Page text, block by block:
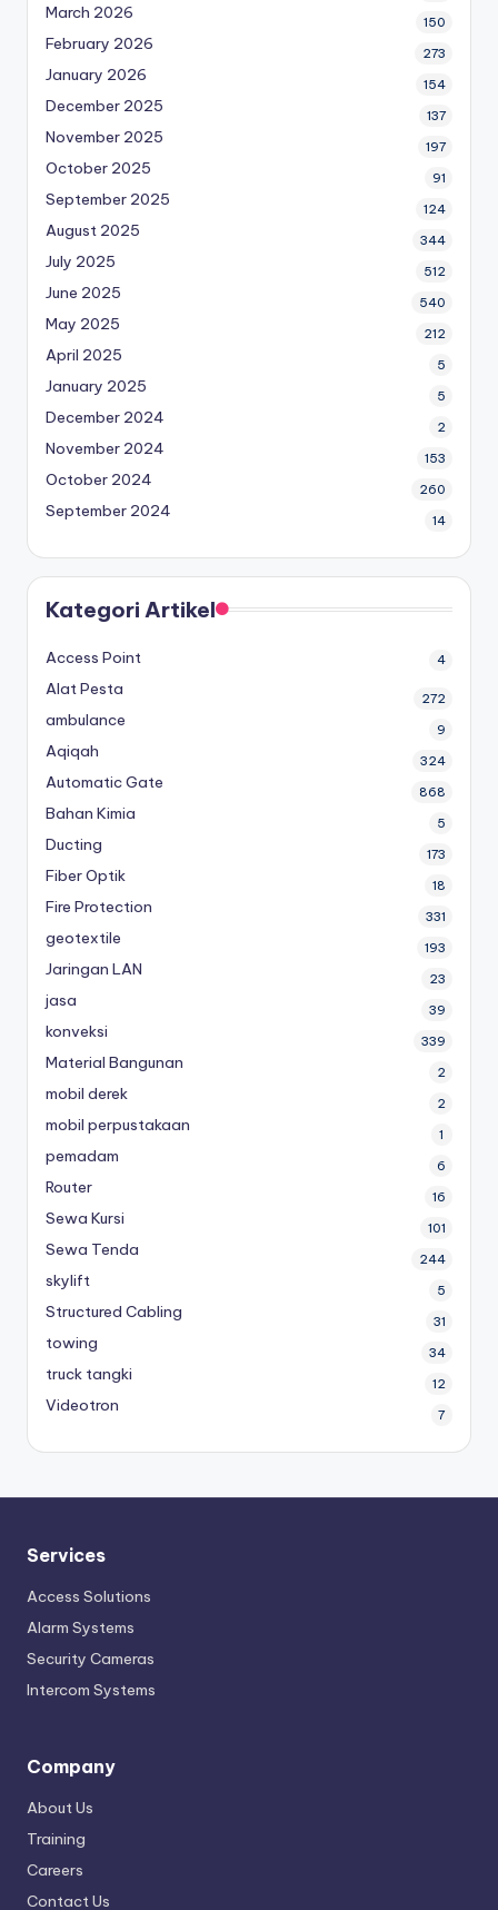
March 2026 150
February 2026 273
January 2026 154
December 2025 137
November 2025 197
October 2025 91
September 2025 124
August 2025 344
July 2025 512
June 2025 540
May 2025 212
April 2025 5
January 2025 5
December 2024 2
November 2024 153
October 2024 260
September 2024 14
Kategori Artikel
Access Point 4
Alat Pesta 272
ambulance 9
Aqiqah 324
Automatic Gate 868
Bahan Kimia 5
Ducting 173
Fiber Optik 18
Fire Protection 331
geotextile 193
Jaringan LAN 23
jasa 39
konveksi 339
Material Bangunan 2
mobil derek 2
mobil perpustakaan 1
pemadam 6
Router 16
Sewa Kursi 101
Sewa Tenda 244
skylift 5
Structured Cabling 31
towing 34
truck tangki 12
Videotron 7
Services
Access Solutions
Alarm Systems
Security Cameras
Intercom Systems
Company
About Us
Training
Careers
Contact Us